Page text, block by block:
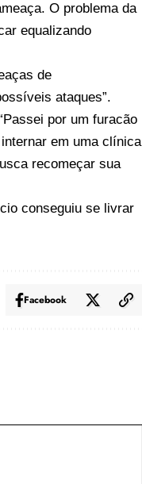
O problema da
equalizando
de
ataques”.
por um furacão
em uma clínica
recomeçar sua
conseguiu se livrar
Facebook